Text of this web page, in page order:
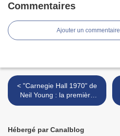
Commentaires
Ajouter un commentaire
< "Carnegie Hall 1970" de
Neil Young : la première
réédition d’une série de
Hébergé par Canalblog